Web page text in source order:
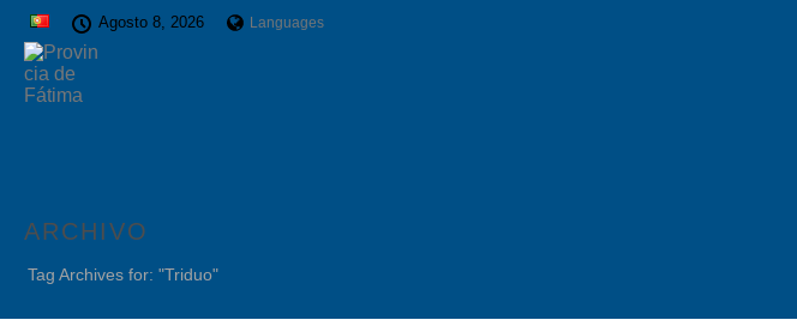
Agosto 8, 2026 Languages
ARCHIVO
Tag Archives for: "Triduo"